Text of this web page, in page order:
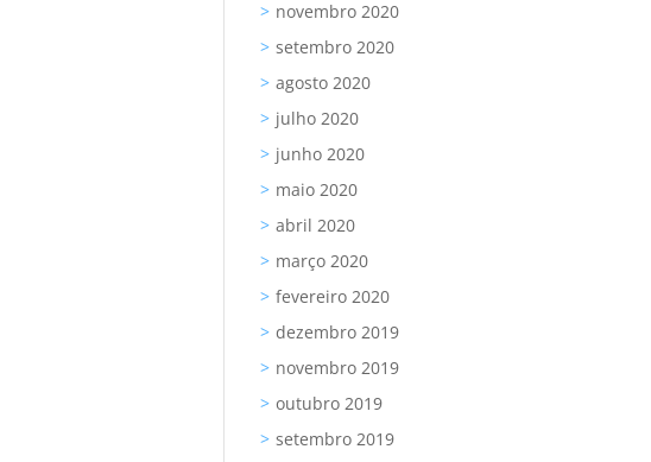
novembro 2020
setembro 2020
agosto 2020
julho 2020
junho 2020
maio 2020
abril 2020
março 2020
fevereiro 2020
dezembro 2019
novembro 2019
outubro 2019
setembro 2019